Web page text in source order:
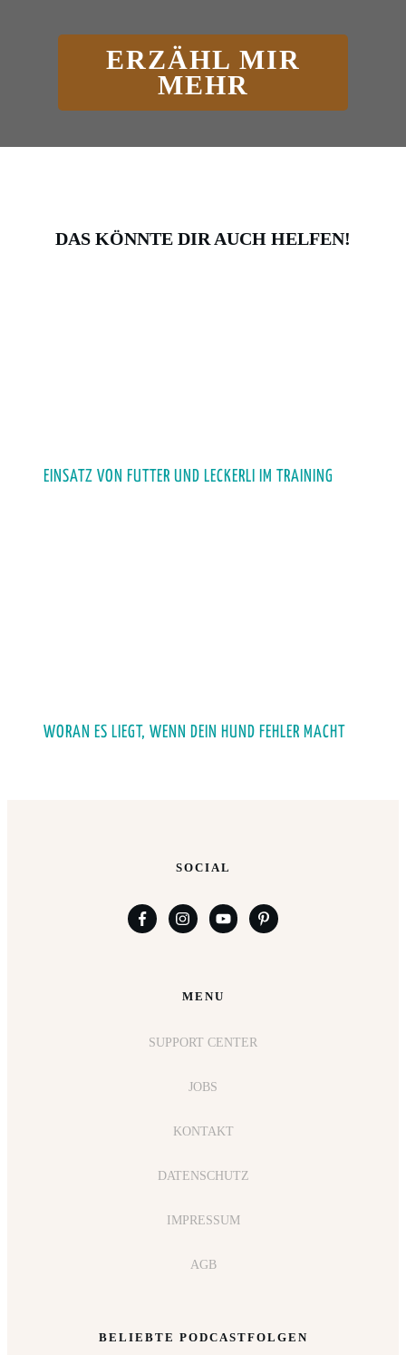
ERZÄHL MIR
MEHR
DAS KÖNNTE DIR AUCH HELFEN!
EINSATZ VON FUTTER UND LECKERLI IM TRAINING
WORAN ES LIEGT, WENN DEIN HUND FEHLER MACHT
BELIEBTE PODCASTFOLGEN
MENU
SUPPORT CENTER
JOBS
KONTAKT
DATENSCHUTZ
IMPRESSUM
AGB
SOCIAL